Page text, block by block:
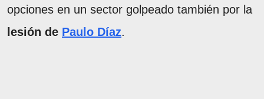
opciones en un sector golpeado también por la
lesión de Paulo Díaz.